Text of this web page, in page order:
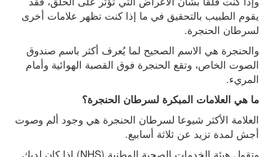
لسرطان الحنجرة.
المريء.
ما هي العلامات المبكرة لسرطان الحنجرة؟
أجش لمدة تزيد عن ثلاثة أسابيع.